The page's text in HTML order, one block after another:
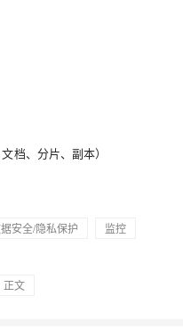
档、分片、副本）
安全/隐私保护
监控
正文